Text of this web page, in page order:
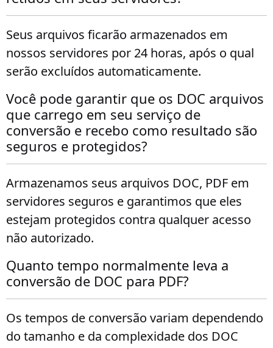
Seus arquivos ficarão armazenados em
nossos servidores por 24 horas, após o qual
serão excluídos automaticamente.
Você pode garantir que os DOC arquivos
que carrego em seu serviço de
conversão e recebo como resultado são
seguros e protegidos?
Armazenamos seus arquivos DOC, PDF em
servidores seguros e garantimos que eles
estejam protegidos contra qualquer acesso
não autorizado.
Quanto tempo normalmente leva a
conversão de DOC para PDF?
Os tempos de conversão variam dependendo
do tamanho e da complexidade dos DOC